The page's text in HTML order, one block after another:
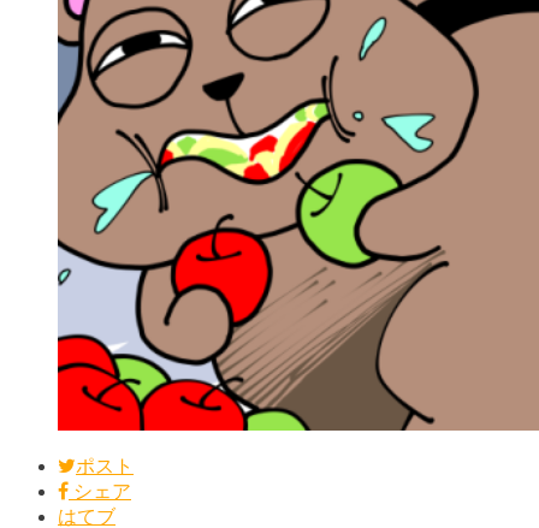
ポスト
シェア
はてブ